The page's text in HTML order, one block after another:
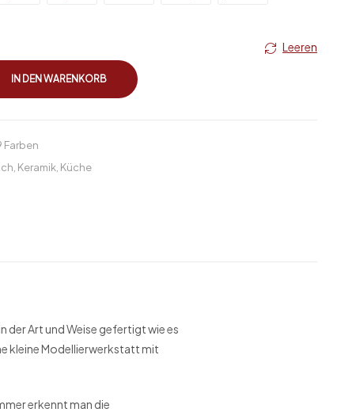
Leeren
IN DEN WARENKORB
Farben
Keramik Küche
der Art und Weise gefertigt wie es
kleine Modellierwerkstatt mit
erkennt man die